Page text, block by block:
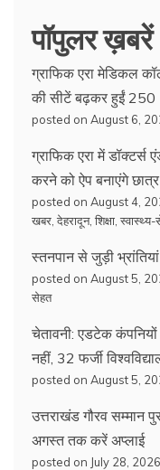
पॉपुलर ख़बरें
ग्राफिक एरा मेडिकल
की सीटें बढ़कर हुईं 250
posted on August 6,
ग्राफिक एरा में डॉक्टर्स
करने को ऐप बनाएंगे छात्र
posted on August 4,
खबर देहरादून, शिक्षा
स्तनपान से जुड़ी
posted on August 5,
सेहत
चेतावनी: एडटेक कंपनियों
नहीं, 32 फर्जी
posted on August 5,
उत्तराखंड गौरव
अगस्त तक करें अप्लाई
posted on July 28, 2026